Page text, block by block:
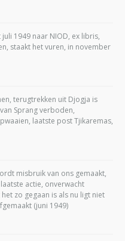
1949 naar NIOD, ex libris,
staakt het vuren, in november
terugtrekken uit Djogja is
Sprang verboden,
laatste post Tjikaremas,
misbruik van ons gemaakt,
actie, onverwacht
zo gegaan is als nu ligt niet
(juni 1949)